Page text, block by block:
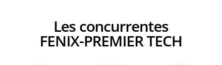
Les concurrentes
FENIX-PREMIER TECH